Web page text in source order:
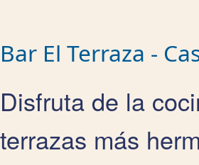
Bar El Terraza -
Disfruta de la
terrazas más